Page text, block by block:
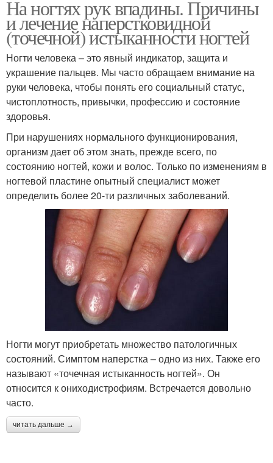
На ногтях рук впадины. Причины
и лечение наперстковидной
(точечной) истыканности ногтей
Ногти человека – это явный индикатор, защита и
украшение пальцев. Мы часто обращаем внимание на
руки человека, чтобы понять его социальный статус,
чистоплотность, привычки, профессию и состояние
здоровья.
При нарушениях нормального функционирования,
организм дает об этом знать, прежде всего, по
состоянию ногтей, кожи и волос. Только по изменениям в
ногтевой пластине опытный специалист может
определить более 20-ти различных заболеваний.
Ногти могут приобретать множество патологичных
состояний. Симптом наперстка – одно из них. Также его
называют «точечная истыканность ногтей». Он
относится к ониходистрофиям. Встречается довольно
часто.
читать дальше →